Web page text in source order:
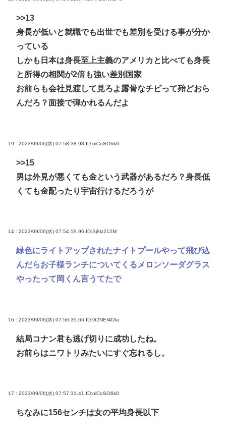
>>13
身長が低いと就職でも出世でも差別を受ける事が分か
っている
しかも日本は身長至上主義のアメリカと比べても身長
と所得の相関が2倍も強い差別国家
お前らも会社見渡して見ろよ露骨なチビって殆どおら
んだろ？面接で弾かれるんだよ
19 : 2023/09/06(水) 07:58:38.98 ID:nlCoSO6k0
>>15
男は外見が悪くても金という武器があるだろ？身長低
くても金配ったり宇宙行けるだろうが
14 : 2023/09/06(水) 07:54:19.96 ID:Sj8lz212M
緑色にライトアップされたナイトプールやって飛び込
んだらお子様ランチについてくるメロンソーダグラス
やったって岡くん言うてたで
16 : 2023/09/06(水) 07:56:35.65 ID:G2NEf4DIa
結局コナン君も逃げ切りに成功したね。
お前らはニワトリみたいにすぐ忘れるし。
17 : 2023/09/06(水) 07:57:31.41 ID:nlCoSO6k0
ちなみに156センチは女の平均身長以下